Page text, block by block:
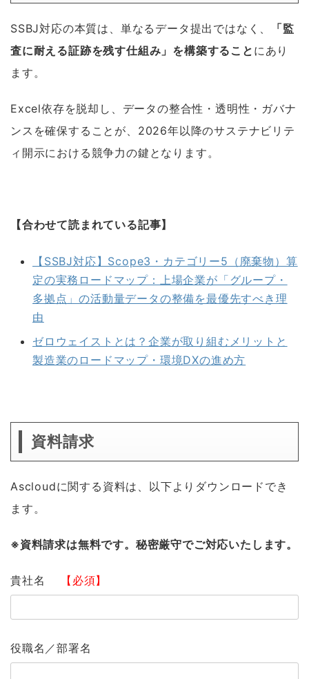
SSBJ対応の本質は、単なるデータ提出ではなく、
「監
査に耐える証跡を残す仕組み」を構築すること にあり
ます。
Excel依存を脱却し、データの整合性・透明性・ガバナ
ンスを確保することが、2026年以降のサステナビリテ
ィ開示における競争力の鍵となります。
【合わせて読まれている記事】
【SSBJ対応】Scope3・カテゴリー5（廃棄物）算
定の実務ロードマップ：上場企業が「グループ・
多拠点」の活動量データの整備を最優先すべき理
由
ゼロウェイストとは？企業が取り組むメリットと
製造業のロードマップ・環境DXの進め方
資料請求
Ascloudに関する資料は、以下よりダウンロードでき
ます。
※資料請求は無料です。秘密厳守でご対応いたします。
貴社名 【必須】
役職名／部署名